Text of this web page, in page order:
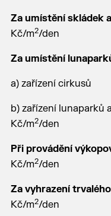
Za umístění
Kč/m2/den
Za umístění
a) zařízení
b) zařízení
Kč/m2/den
Při provádění
Kč/m2/den
Za vyhrazení
Kč/m2/den